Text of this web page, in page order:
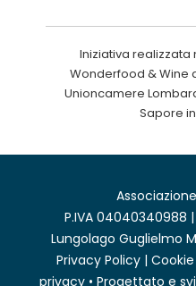
Iniziativa realizzata
Wonderfood & Wine
Unioncamere
Sapore
P.IVA 04040340988
Lungolago Guglielmo
Privacy Policy |
privacy• Progettato e